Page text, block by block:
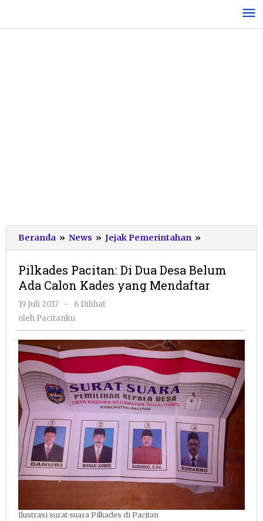
konten
Beranda » News » Jejak Pemerintahan »
Pacitan:
Dua
Desa
yang
Mendaftar
Pilkades Pacitan: Di Dua Desa Belum
Ada Calon Kades yang Mendaftar
19 Juli 2017
oleh
Pacitanku
-
6 Dilihat
oleh Pacitanku
Ilustrasi surat suara Pilkades di Pacitan